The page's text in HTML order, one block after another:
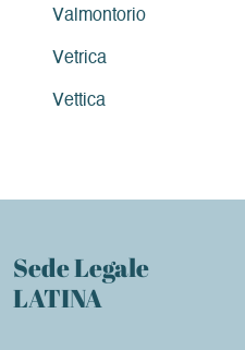
Valmontorio
Vetrica
Vettica
Sede Legale
LATINA